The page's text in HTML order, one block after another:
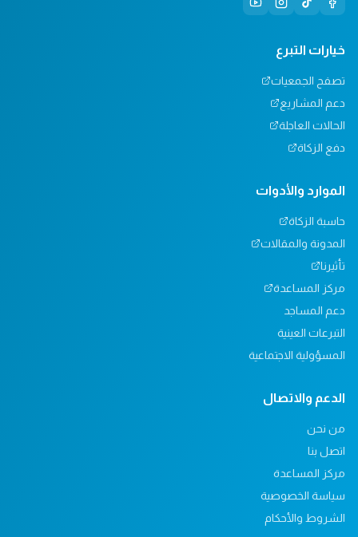
خيارات التبرع
تصفح الجمعيات
دعم المشاريع
الحالات العاجلة
دفع الزكاة
الموارد والأدوات
حاسبة الزكاة
المدونة والمقالات
تأثيرنا
مركز المساعدة
دعم المساجد
التبرعات العينية
المسؤولية الاجتماعية
الدعم والاتصال
من نحن
اتصل بنا
مركز المساعدة
سياسة الخصوصية
الشروط والأحكام